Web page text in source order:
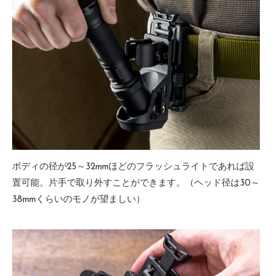
ボディの径が25～32mmほどのフラッシュライトであれば設
置可能。片手で取り外すことができます。（ヘッド径は30～
38mmくらいのモノが望ましい）